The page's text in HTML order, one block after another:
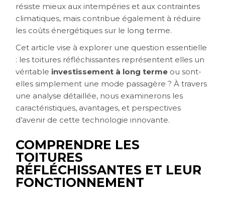
résiste mieux aux intempéries et aux contraintes
climatiques, mais contribue également à réduire
les coûts énergétiques sur le long terme.
Cet article vise à explorer une question essentielle
: les toitures réfléchissantes représentent elles un
véritable investissement à long terme ou sont-
elles simplement une mode passagère ? À travers
une analyse détaillée, nous examinerons les
caractéristiques, avantages, et perspectives
d’avenir de cette technologie innovante.
COMPRENDRE LES
TOITURES
RÉFLÉCHISSANTES ET LEUR
FONCTIONNEMENT